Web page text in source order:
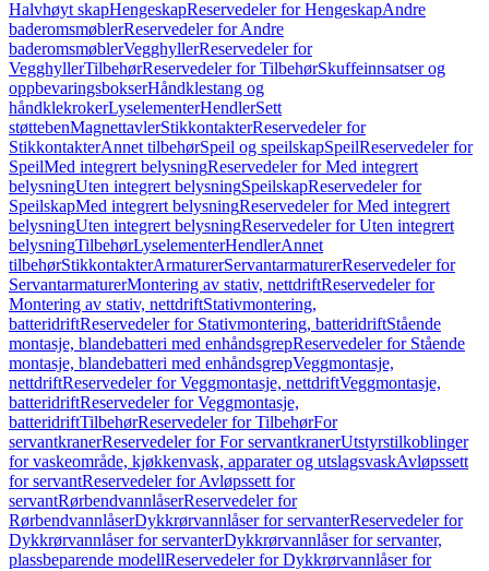
Halvhøyt skapHengeskapReservedeler for HengeskapAndre
baderomsmøblerReservedeler for Andre
baderomsmøblerVegghyllerReservedeler for
VegghyllerTilbehørReservedeler for TilbehørSkuffeinnsatser og
oppbevaringsbokserHåndklestang og
håndklekrokerLyselementerHendlerSett
støttebenMagnettavlerStikkontakterReservedeler for
StikkontakterAnnet tilbehørSpeil og speilskapSpeilReservedeler for
SpeilMed integrert belysningReservedeler for Med integrert
belysningUten integrert belysningSpeilskapReservedeler for
SpeilskapMed integrert belysningReservedeler for Med integrert
belysningUten integrert belysningReservedeler for Uten integrert
belysningTilbehørLyselementerHendlerAnnet
tilbehørStikkontakterArmaturerServantarmaturerReservedeler for
ServantarmaturerMontering av stativ, nettdriftReservedeler for
Montering av stativ, nettdriftStativmontering,
batteridriftReservedeler for Stativmontering, batteridriftStående
montasje, blandebatteri med enhåndsgrepReservedeler for Stående
montasje, blandebatteri med enhåndsgrepVeggmontasje,
nettdriftReservedeler for Veggmontasje, nettdriftVeggmontasje,
batteridriftReservedeler for Veggmontasje,
batteridriftTilbehørReservedeler for TilbehørFor
servantkranerReservedeler for For servantkranerUtstyrstilkoblinger
for vaskeområde, kjøkkenvask, apparater og utslagsvaskAvløpssett
for servantReservedeler for Avløpssett for
servantRørbendvannlåserReservedeler for
RørbendvannlåserDykkrørvannlåser for servanterReservedeler for
Dykkrørvannlåser for servanterDykkrørvannlåser for servanter,
plassbeparende modellReservedeler for Dykkrørvannlåser for